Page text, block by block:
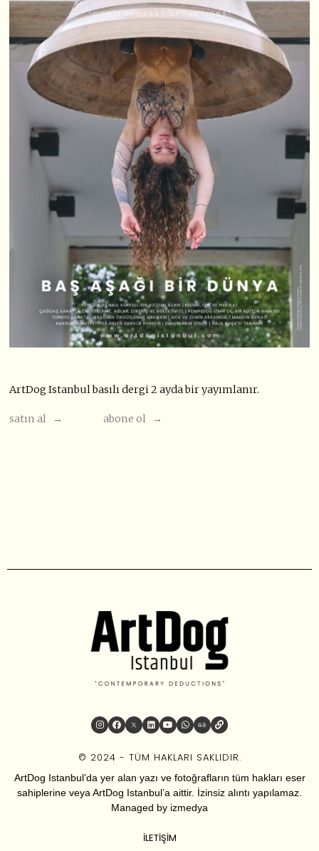
ArtDog Istanbul basılı dergi 2 ayda bir yayımlanır.
satın al → abone ol →
© 2024 - TÜM HAKLARI SAKLIDIR.
ArtDog Istanbul’da yer alan yazı ve fotoğrafların tüm hakları eser
sahiplerine veya ArtDog Istanbul’a aittir. İzinsiz alıntı yapılamaz.
Managed by izmedya
İLETIŞIM